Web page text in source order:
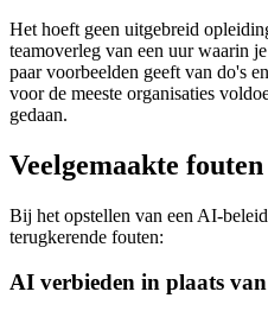
Het hoeft geen uitgebreid
teamoverleg van een uur waarin
paar voorbeelden geeft van do's
voor de meeste organisaties
gedaan.
Veelgemaakte fouten
Bij het opstellen van een AI-
terugkerende fouten:
AI verbieden in plaats